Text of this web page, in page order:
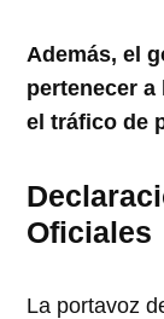
Además, el
pertenecer a
el tráfico de
Oficiales
La portavoz